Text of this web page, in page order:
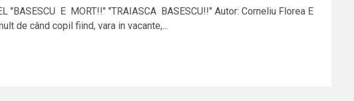
"BASESCU E MORT!!" "TRAIASCA BASESCU!!" Autor: Corneliu Florea E
de când copil fiind, vara in vacante,...